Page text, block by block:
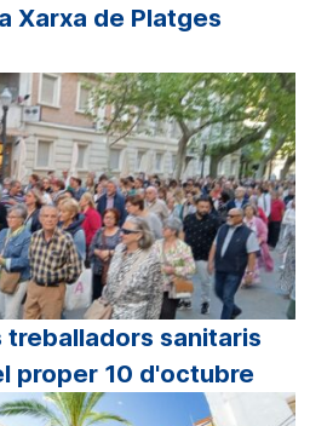
Xarxa de Platges
sanitaris
proper 10 d'octubre